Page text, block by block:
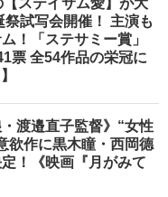
【ステイサム愛】が大
試写会開催！ 主演も
！「ステサミー賞」
票 全54作品の栄冠に
・渡邉直子監督》“女性
欲作に黒木瞳・西岡德
！《映画『月がみて